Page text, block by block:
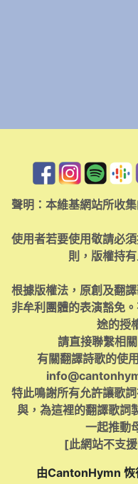
聲明：本維基網站所收
使用者若要使用敬請必
則，版權持
根據版權法，原創及翻
非牟利團體的表演豁免
途的授
請直接聯繫相
有關翻譯詩歌的使
特此鳴謝所有允許讓歌
與，為這裡的翻譯歌詞
一起推動
[此網站不支
由CantonHymn 恢